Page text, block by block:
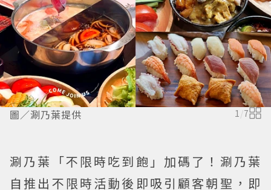
圖／涮乃葉提供 1 /7
涮乃葉「不限時吃到飽」加碼了！涮乃葉
自推出不限時活動後即吸引顧客朝聖，即